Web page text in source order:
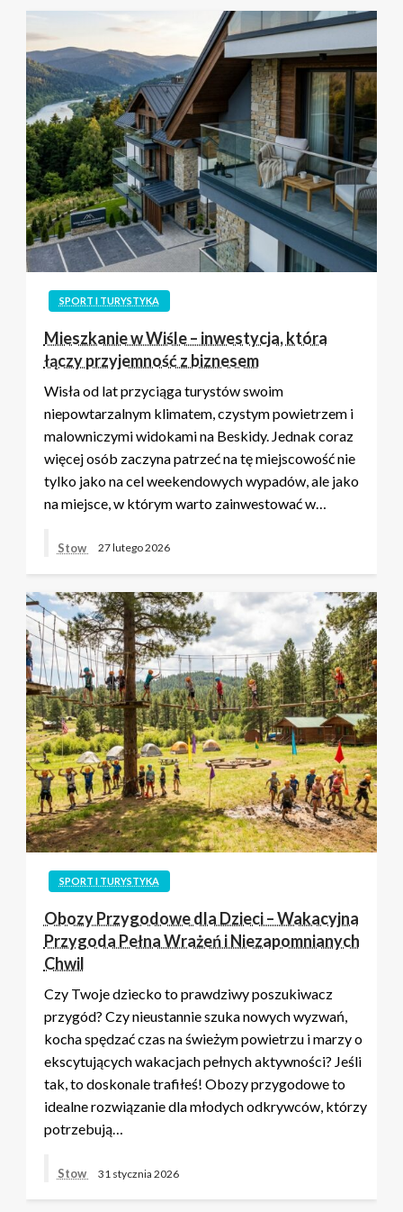
SPORT I TURYSTYKA
Mieszkanie w Wiśle – inwestycja, która
łączy przyjemność z biznesem
Wisła od lat przyciąga turystów swoim
niepowtarzalnym klimatem, czystym powietrzem i
malowniczymi widokami na Beskidy. Jednak coraz
więcej osób zaczyna patrzeć na tę miejscowość nie
tylko jako na cel weekendowych wypadów, ale jako
na miejsce, w którym warto zainwestować w…
Stow 27 lutego 2026
SPORT I TURYSTYKA
Obozy Przygodowe dla Dzieci – Wakacyjna
Przygoda Pełna Wrażeń i Niezapomnianych
Chwil
Czy Twoje dziecko to prawdziwy poszukiwacz
przygód? Czy nieustannie szuka nowych wyzwań,
kocha spędzać czas na świeżym powietrzu i marzy o
ekscytujących wakacjach pełnych aktywności? Jeśli
tak, to doskonale trafiłeś! Obozy przygodowe to
idealne rozwiązanie dla młodych odkrywców, którzy
potrzebują…
Stow 31 stycznia 2026